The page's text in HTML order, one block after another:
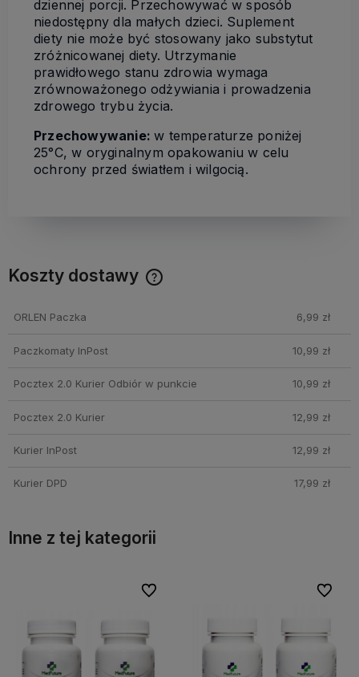
dziennej porcji. Przechowywać w sposób
niedostępny dla małych dzieci. Suplement
diety nie może być stosowany jako substytut
zróżnicowanej diety. Utrzymanie
prawidłowego stanu zdrowia wymaga
zrównoważonego odżywiania i prowadzenia
zdrowego trybu życia.
Przechowywanie:w temperaturze poniżej
25°C, w oryginalnym opakowaniu w celu
ochrony przed światłem i wilgocią.
Koszty dostawy
ORLEN Paczka 6,99 zł
Paczkomaty InPost 10,99 zł
Pocztex 2.0 Kurier Odbiór w punkcie 10,99 zł
Pocztex 2.0 Kurier 12,99 zł
Kurier InPost 12,99 zł
Kurier DPD 17,99 zł
Inne z tej kategorii
Do ulubionych
Do ulubionych Do
Do